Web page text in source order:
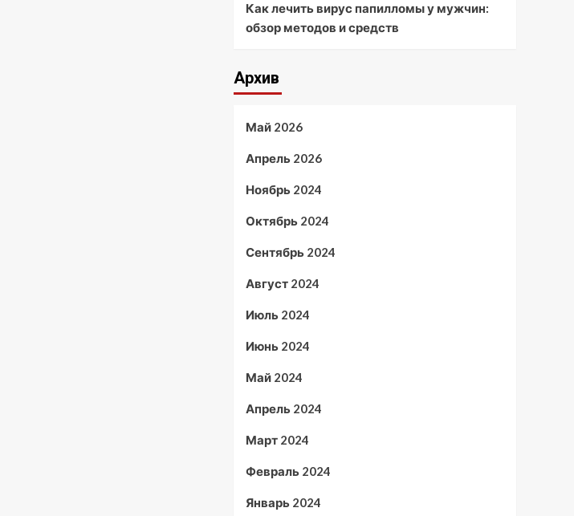
Как лечить вирус папилломы у мужчин:
обзор методов и средств
Архив
Май 2026
Апрель 2026
Ноябрь 2024
Октябрь 2024
Сентябрь 2024
Август 2024
Июль 2024
Июнь 2024
Май 2024
Апрель 2024
Март 2024
Февраль 2024
Январь 2024